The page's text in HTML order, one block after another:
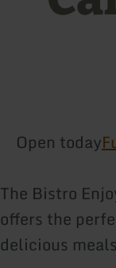
Open today
The Bistro
offers the
delicious